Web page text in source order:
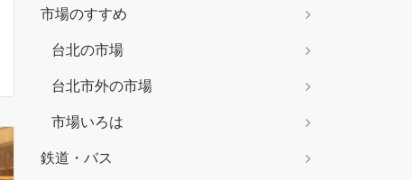
市場のすすめ
台北の市場
台北市外の市場
市場いろは
鉄道・バス